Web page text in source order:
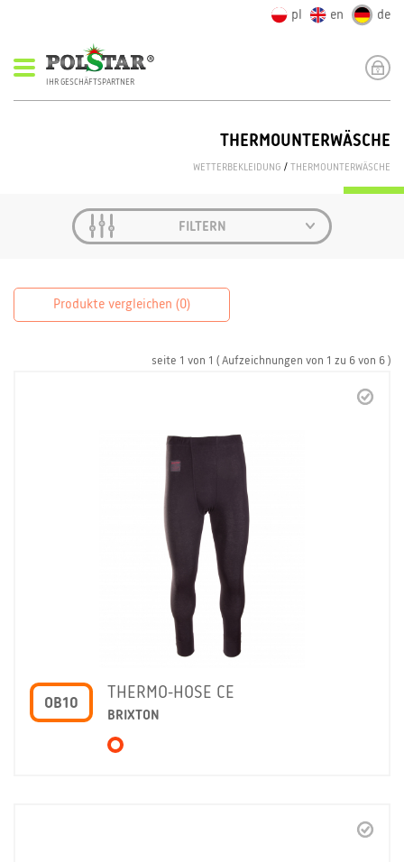
pl en de
IHR GESCHÄFTSPARTNER
THERMOUNTERWÄSCHE
WETTERBEKLEIDUNG / THERMOUNTERWÄSCHE
FILTERN
Produkte vergleichen (0)
seite 1 von 1 ( Aufzeichnungen von 1 zu 6 von 6 )
OB10
THERMO-HOSE CE
BRIXTON